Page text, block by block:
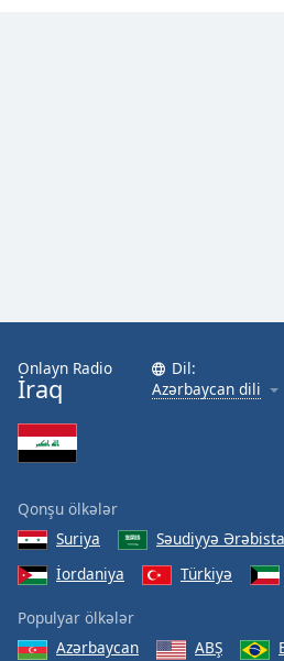
Onlayn Radio
İraq
Dil:
Azərbaycan dili
Qonşu ölkələr
Suriya
Səudiyyə
İordaniya
Türkiyə
Populyar ölkələr
Azərbaycan
ABŞ